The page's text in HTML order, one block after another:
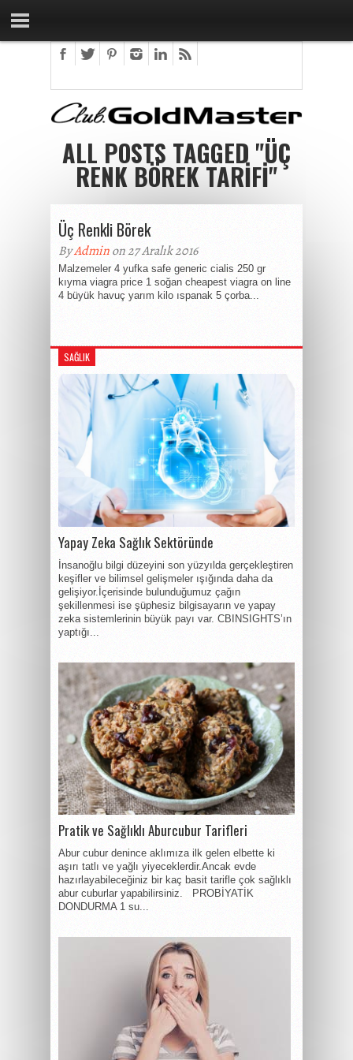
ALL POSTS TAGGED "ÜÇ
RENK BÖREK TARIFI"
Üç Renkli Börek
ByAdminon 27 Aralık 2016
Malzemeler 4 yufka safe generic cialis 250 gr
kıyma viagra price 1 soğan cheapest viagra on line
4 büyük havuç yarım kilo ıspanak 5 çorba...
SAĞLIK
Yapay Zeka Sağlık Sektöründe
İnsanoğlu bilgi düzeyini son yüzyılda gerçekleştiren
keşifler ve bilimsel gelişmeler ışığında daha da
gelişiyor.İçerisinde bulunduğumuz çağın
şekillenmesi ise şüphesiz bilgisayarın ve yapay
zeka sistemlerinin büyük payı var. CBINSIGHTS’ın
yaptığı...
Pratik ve Sağlıklı Aburcubur Tarifleri
Abur cubur denince aklımıza ilk gelen elbette ki
aşırı tatlı ve yağlı yiyeceklerdir.Ancak evde
hazırlayabileceğiniz bir kaç basit tarifle çok sağlıklı
abur cuburlar yapabilirsiniz. PROBİYATİK
DONDURMA 1 su...